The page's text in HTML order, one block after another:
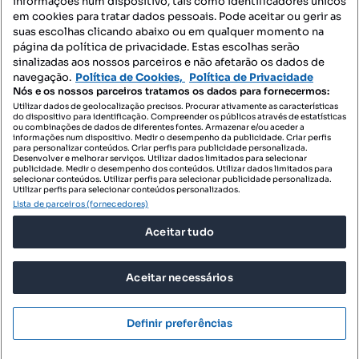
Mapa do Site
Contacte-nos
SIGA-NOS:
DESCARREGAR NA:
© 2026 Imovirtual.com, OLX Portugal, S.A.
TERMOS DE UTILIZAÇÃO
POLÍTICA DE PRIVACIDADE
CONFIGURAÇÕES DE PRIVACIDADE
em cookies para tratar dados pessoais. Pode aceitar ou gerir as
suas escolhas clicando abaixo ou em qualquer momento na
página da política de privacidade. Estas escolhas serão
sinalizadas aos nossos parceiros e não afetarão os dados de
navegação. Política de Cookies, Política de Privacidade
Nós e os nossos parceiros tratamos os dados para fornecermos:
Utilizar dados de geolocalização precisos. Procurar ativamente as características
do dispositivo para identificação. Compreender os públicos através de estatísticas
ou combinações de dados de diferentes fontes. Armazenar e/ou aceder a
informações num dispositivo. Medir o desempenho da publicidade. Criar perfis
para personalizar conteúdos. Criar perfis para publicidade personalizada.
Desenvolver e melhorar serviços. Utilizar dados limitados para selecionar
publicidade. Medir o desempenho dos conteúdos. Utilizar dados limitados para
selecionar conteúdos. Utilizar perfis para selecionar publicidade personalizada.
Utilizar perfis para selecionar conteúdos personalizados.
Lista de parceiros (fornecedores)
Aceitar tudo
Aceitar necessários
Definir preferências